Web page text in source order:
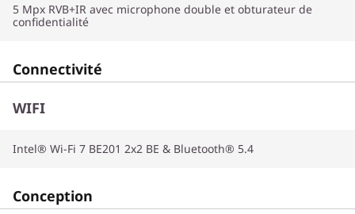
5 Mpx RVB+IR avec microphone double et obturateur de
confidentialité
Connectivité
WIFI
Intel® Wi-Fi 7 BE201 2x2 BE & Bluetooth® 5.4
Conception